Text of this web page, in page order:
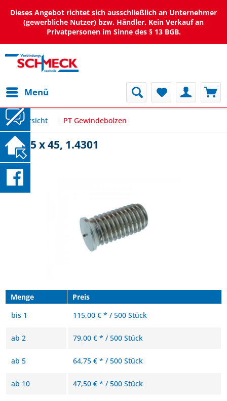
Dieses Angebot richtet sich ausschließlich an Unternehmer
(gewerbliche Nutzer) bzw. Händler. Kein Verkauf an
Privatpersonen im Sinne des § 13 BGB.
Menü
Übersicht PT Gewindebolzen
PT M5 x 45, 1.4301
Menge
Preis
bis 1 115,00 € * / 500 Stück
ab 2 79,00 € * / 500 Stück
ab 5 64,75 € * / 500 Stück
ab 10 47,50 € * / 500 Stück